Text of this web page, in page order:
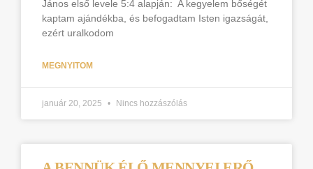
János első levele 5:4 alapján: A kegyelem bőségét
kaptam ajándékba, és befogadtam Isten igazságát,
ezért uralkodom
MEGNYITOM
január 20, 2025 Nincs hozzászólás